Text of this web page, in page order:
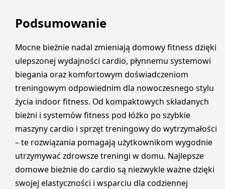
Podsumowanie
Mocne bieżnie nadal zmieniają domowy fitness dzięki
ulepszonej wydajności cardio, płynnemu systemowi
biegania oraz komfortowym doświadczeniom
treningowym odpowiednim dla nowoczesnego stylu
życia indoor fitness. Od kompaktowych składanych
bieżni i systemów fitness pod łóżko po szybkie
maszyny cardio i sprzęt treningowy do wytrzymałości
– te rozwiązania pomagają użytkownikom wygodnie
utrzymywać zdrowsze treningi w domu. Najlepsze
domowe bieżnie do cardio są niezwykle ważne dzięki
swojej elastyczności i wsparciu dla codziennej